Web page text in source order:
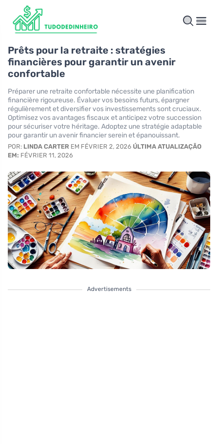
Prêts pour la retraite : stratégies
financières pour garantir un avenir
confortable
Préparer une retraite confortable nécessite une planification
financière rigoureuse. Évaluer vos besoins futurs, épargner
régulièrement et diversifier vos investissements sont cruciaux.
Optimisez vos avantages fiscaux et anticipez votre succession
pour sécuriser votre héritage. Adoptez une stratégie adaptable
pour garantir un avenir financier serein et épanouissant.
POR: LINDA CARTER EM FÉVRIER 2, 2026 ÚLTIMA ATUALIZAÇÃO
EM: FÉVRIER 11, 2026
Advertisements